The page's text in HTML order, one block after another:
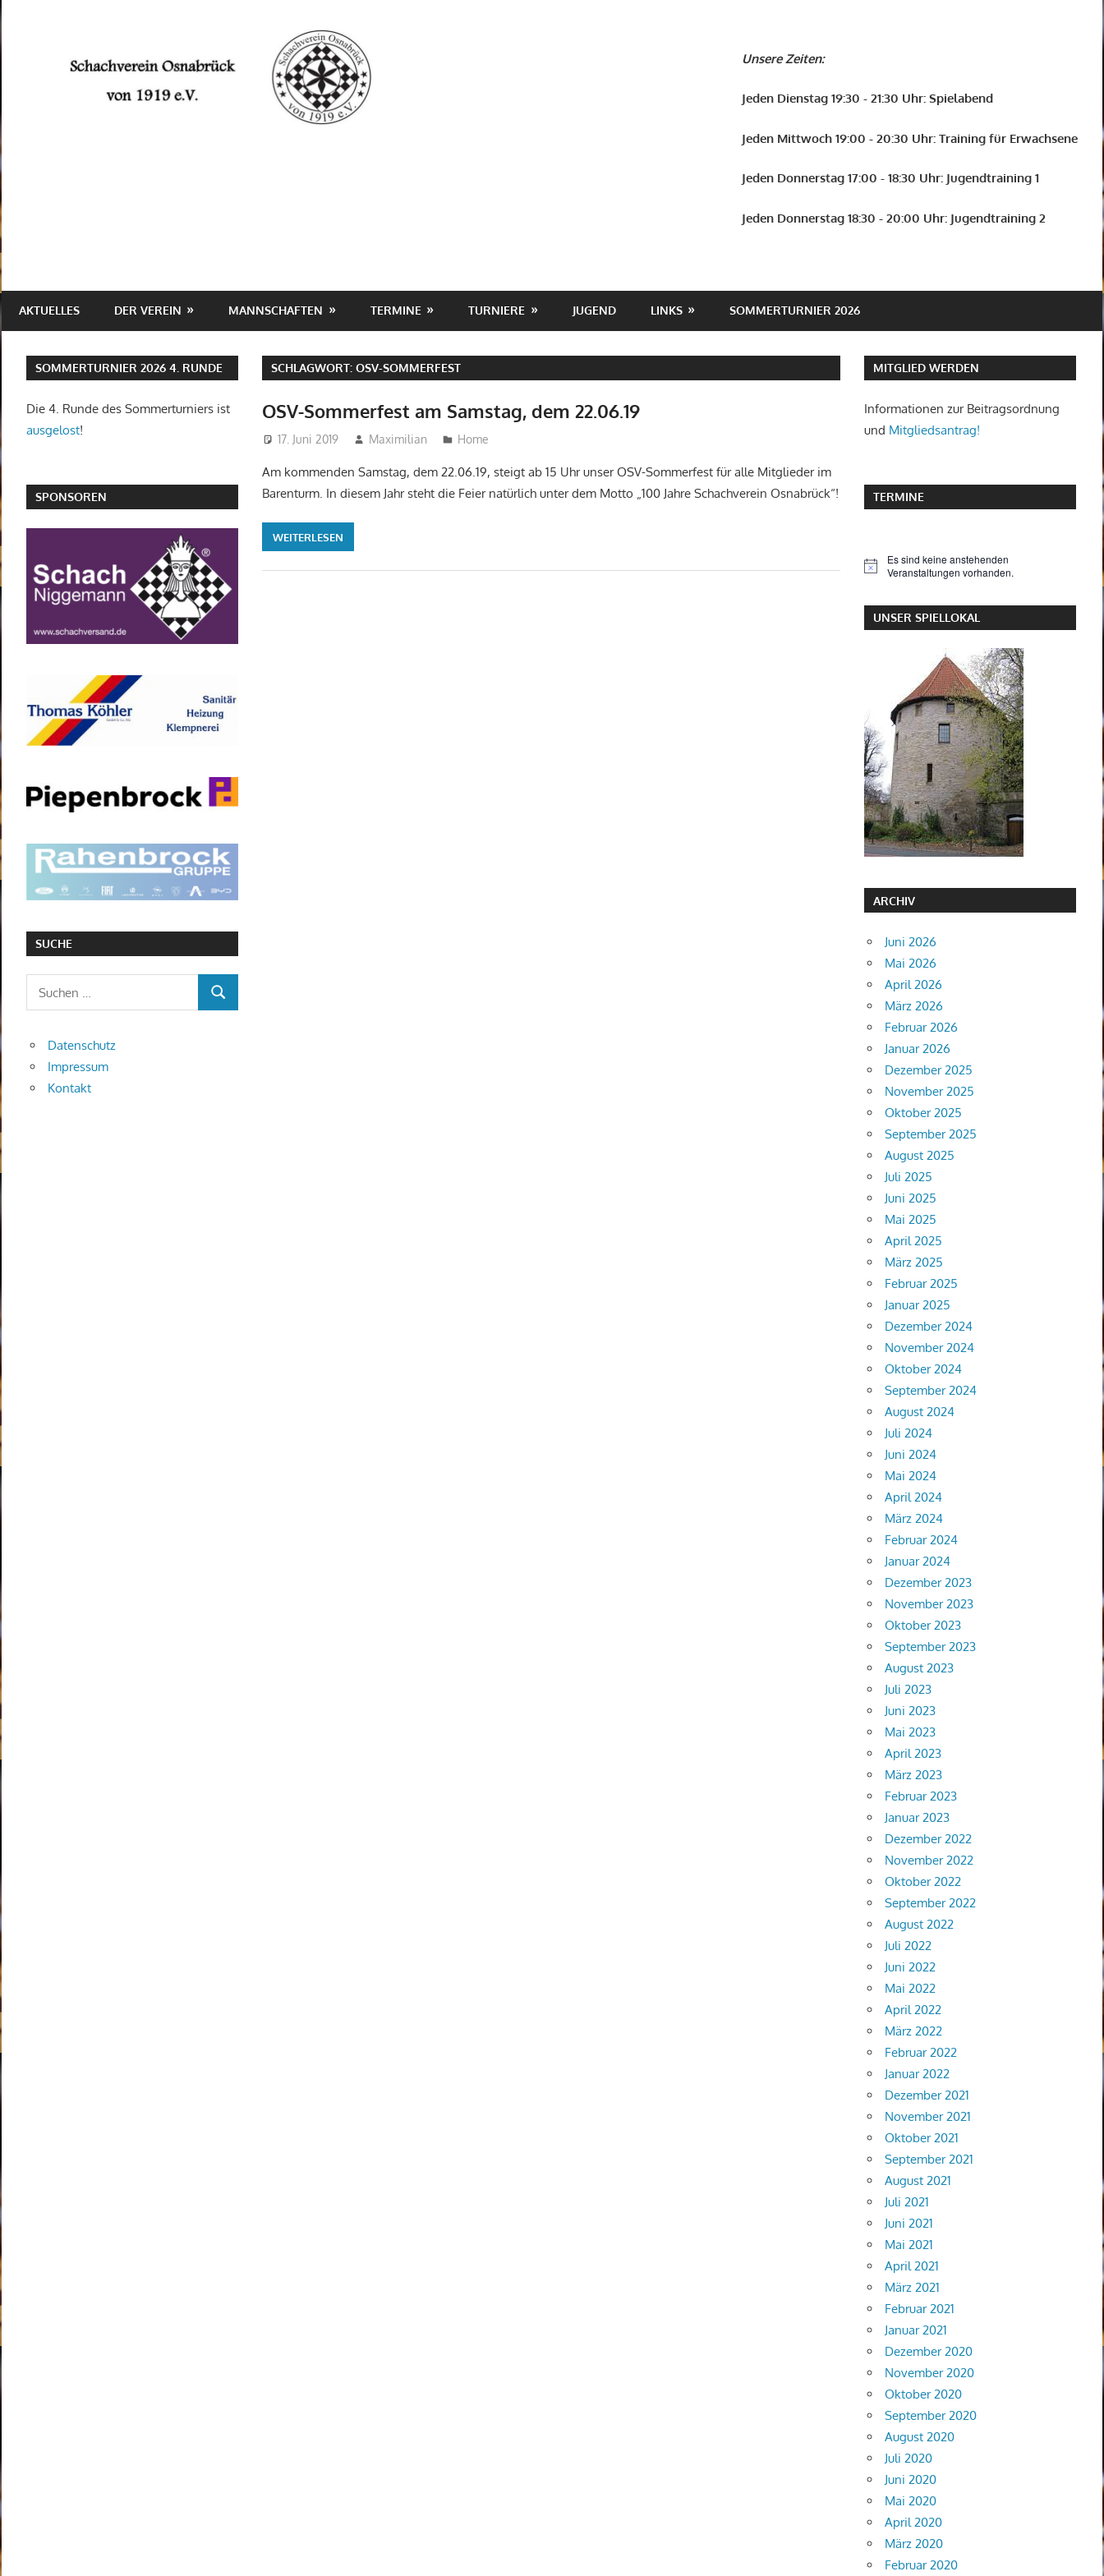
Zum
springen
Unsere Zeiten:
Jeden Dienstag 19:30 - 21:30 Uhr: Spielabend
Jeden Mittwoch 19:00 - 20:30 Uhr: Training für Erwachsene
Jeden Donnerstag 17:00 - 18:30 Uhr: Jugendtraining 1
Jeden Donnerstag 18:30 - 20:00 Uhr: Jugendtraining 2
AKTUELLES DER VEREIN MANNSCHAFTEN TERMINE TURNIERE JUGEND LINKS SOMMERTURNIER 2026
SCHLAGWORT:OSV-SOMMERFEST
OSV-Sommerfest am Samstag, dem 22.06.19
17. Juni 2019 Maximilian Home
Am kommenden Samstag, dem 22.06.19, steigt ab 15 Uhr unser OSV-Sommerfest für alle Mitglieder im
Barenturm. In diesem Jahr steht die Feier natürlich unter dem Motto „100 Jahre Schachverein Osnabrück“!
WEITERLESEN
SOMMERTURNIER 2026 4. RUNDE
Die 4. Runde des Sommerturniers ist
ausgelost!
SPONSOREN
SUCHE
SUCHEN
Datenschutz
Impressum
Kontakt
MITGLIED WERDEN
Informationen zur Beitragsordnung
und Mitgliedsantrag!
TERMINE
Hinweis
Es sind keine anstehenden
Veranstaltungen vorhanden.
UNSER SPIELLOKAL
ARCHIV
Juni 2026
Mai 2026
April 2026
März 2026
Februar 2026
Januar 2026
Dezember 2025
November 2025
Oktober 2025
September 2025
August 2025
Juli 2025
Juni 2025
Mai 2025
April 2025
März 2025
Februar 2025
Januar 2025
Dezember 2024
November 2024
Oktober 2024
September 2024
August 2024
Juli 2024
Juni 2024
Mai 2024
April 2024
März 2024
Februar 2024
Januar 2024
Dezember 2023
November 2023
Oktober 2023
September 2023
August 2023
Juli 2023
Juni 2023
Mai 2023
April 2023
März 2023
Februar 2023
Januar 2023
Dezember 2022
November 2022
Oktober 2022
September 2022
August 2022
Juli 2022
Juni 2022
Mai 2022
April 2022
März 2022
Februar 2022
Januar 2022
Dezember 2021
November 2021
Oktober 2021
September 2021
August 2021
Juli 2021
Juni 2021
Mai 2021
April 2021
März 2021
Februar 2021
Januar 2021
Dezember 2020
November 2020
Oktober 2020
September 2020
August 2020
Juli 2020
Juni 2020
Mai 2020
April 2020
März 2020
Februar 2020